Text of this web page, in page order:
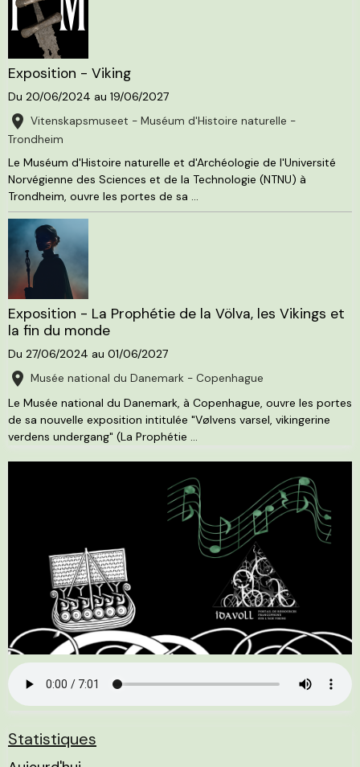
Exposition - Viking
Du 20/06/2024 au 19/06/2027
Vitenskapsmuseet - Muséum d'Histoire naturelle -
Trondheim
Le Muséum d'Histoire naturelle et d'Archéologie de l'Université
Norvégienne des Sciences et de la Technologie (NTNU) à
Trondheim, ouvre les portes de sa ...
Exposition - La Prophétie de la Völva, les Vikings et
la fin du monde
Du 27/06/2024 au 01/06/2027
Musée national du Danemark - Copenhague
Le Musée national du Danemark, à Copenhague, ouvre les portes
de sa nouvelle exposition intitulée "Vølvens varsel, vikingerine
verdens undergang" (La Prophétie ...
Statistiques